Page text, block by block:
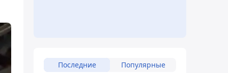
Последние Популярные